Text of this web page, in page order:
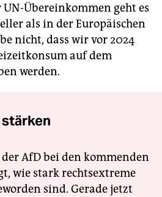
Übereinkommen geht es
als in der Europäischen
nicht, dass wir vor 2024
auf dem
werden.
AfD bei den kommenden
wie stark rechtsextreme
sind. Gerade jetzt